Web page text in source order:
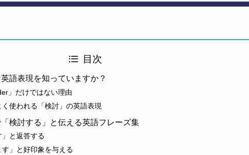
目次
語表現を知っていますか？
」だけではない理由
使われる「検討」の英語表現
検討する」と伝える英語フレーズ集
と返答する
す」と好印象を与える